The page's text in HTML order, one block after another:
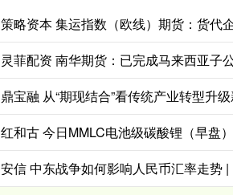
鼎宝融 从“期现结合”看传统产业转型升
安信 中东战争如何影响人民币汇率走势 |